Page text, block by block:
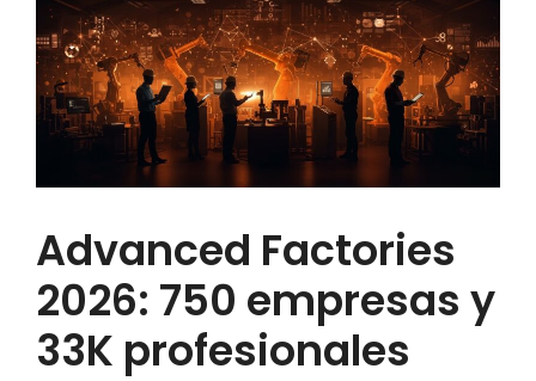
Advanced Factories
2026: 750 empresas y
33K profesionales